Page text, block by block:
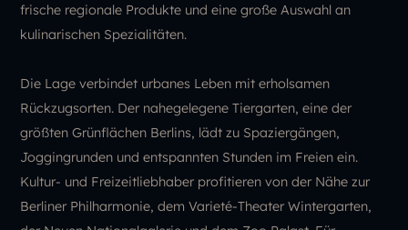
frische regionale Produkte und eine große Auswahl an
kulinarischen Spezialitäten.
Die Lage verbindet urbanes Leben mit erholsamen
Rückzugsorten. Der nahegelegene Tiergarten, eine der
größten Grünflächen Berlins, lädt zu Spaziergängen,
Joggingrunden und entspannten Stunden im Freien ein.
Kultur- und Freizeitliebhaber profitieren von der Nähe zur
Berliner Philharmonie, dem Varieté-Theater Wintergarten,